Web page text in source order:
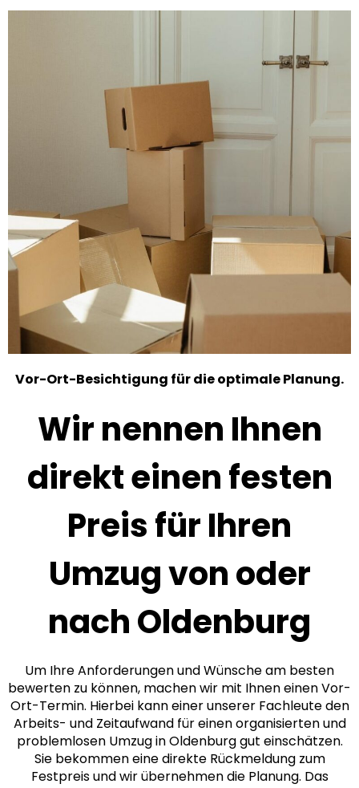
Vor-Ort-Besichtigung für die optimale Planung.
Wir nennen Ihnen
direkt einen festen
Preis für Ihren
Umzug von oder
nach Oldenburg
Um Ihre Anforderungen und Wünsche am besten
bewerten zu können, machen wir mit Ihnen einen Vor-
Ort-Termin. Hierbei kann einer unserer Fachleute den
Arbeits- und Zeitaufwand für einen organisierten und
problemlosen Umzug in Oldenburg gut einschätzen.
Sie bekommen eine direkte Rückmeldung zum
Festpreis und wir übernehmen die Planung. Das